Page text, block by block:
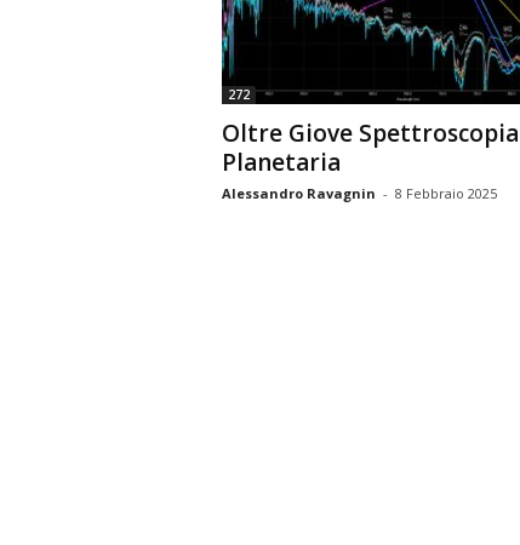
o
i
a
272
Oltre Giove Spettroscopia
Planetaria
Alessandro Ravagnin - 8 Febbraio 2025